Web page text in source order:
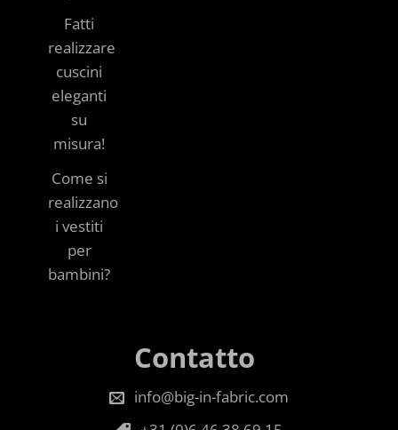
Fatti
realizzare
cuscini
eleganti
su
misura!
Come si
realizzano
i vestiti
per
bambini?
Contatto
info@big-in-fabric.com